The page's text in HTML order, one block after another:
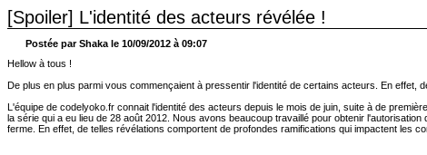
[Spoiler] L'identité des acteurs révélée !
Postée par Shaka le 10/09/2012 à 09:07
Hellow à tous !
De plus en plus parmi vous commençaient à pressentir l'identité de certains acteurs. En
L'équipe de codelyoko.fr connait l'identité des acteurs depuis le mois de juin, suite à de
la série qui a eu lieu de 28 août 2012. Nous avons beaucoup travaillé pour obtenir
ferme. En effet, de telles révélations comportent de profondes ramifications qui impactent les